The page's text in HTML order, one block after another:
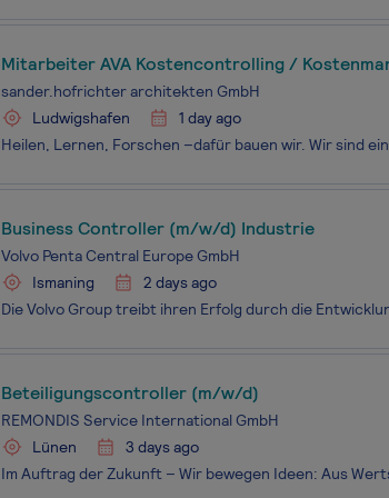
Mitarbeiter AVA Kostencontrolling /
sander.hofrichter architekten GmbH
Ludwigshafen
1 day ago
Business Controller (m/w/d) Industrie
Volvo Penta Central Europe GmbH
Ismaning
2 days ago
Beteiligungscontroller (m/w/d)
REMONDIS Service International GmbH
Lünen
3 days ago